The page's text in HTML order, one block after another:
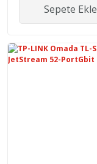
Sepete Ekle